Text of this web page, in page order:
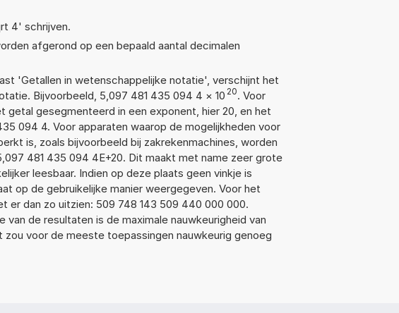
4' schrijven.
afgerond op een bepaald aantal decimalen
'Getallen in wetenschappelijke notatie', verschijnt het
Bijvoorbeeld, 5,097 481 435 094 4 × 10 20. Voor
gesegmenteerd in een exponent, hier 20, en het
094 4. Voor apparaten waarop de mogelijkheden voor
is, zoals bijvoorbeeld bij zakrekenmachines, worden
481 435 094 4E+20. Dit maakt met name zeer grote
leesbaar. Indien op deze plaats geen vinkje is
op de gebruikelijke manier weergegeven. Voor het
er dan zo uitzien: 509 748 143 509 440 000 000.
van de resultaten is de maximale nauwkeurigheid van
zou voor de meeste toepassingen nauwkeurig genoeg